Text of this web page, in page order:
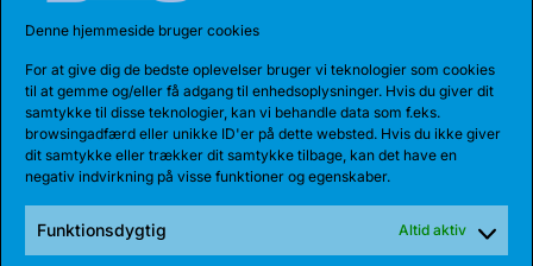
Denne hjemmeside bruger cookies
For at give dig de bedste oplevelser bruger vi teknologier som cookies
til at gemme og/eller få adgang til enhedsoplysninger. Hvis du giver dit
samtykke til disse teknologier, kan vi behandle data som f.eks.
browsingadfærd eller unikke ID'er på dette websted. Hvis du ikke giver
dit samtykke eller trækker dit samtykke tilbage, kan det have en
negativ indvirkning på visse funktioner og egenskaber.
Funktionsdygtig Altid aktiv
27 JUL 2026
BEARS HENTER ATLETISK GUARD